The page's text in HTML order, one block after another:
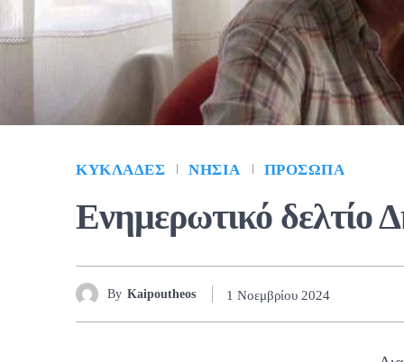
ΚΥΚΛΆΔΕΣ ΝΗΣΙΆ ΠΡΌΣΩΠΑ
Ενημερωτικό δελτίο
By Kaipoutheos 1 Νοεμβρίου 2024